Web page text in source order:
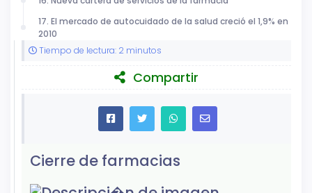
17. El mercado de autocuidado de la salud creció el 1,9% en
2010
Tiempo de lectura: 2 minutos
Compartir
Cierre de farmacias